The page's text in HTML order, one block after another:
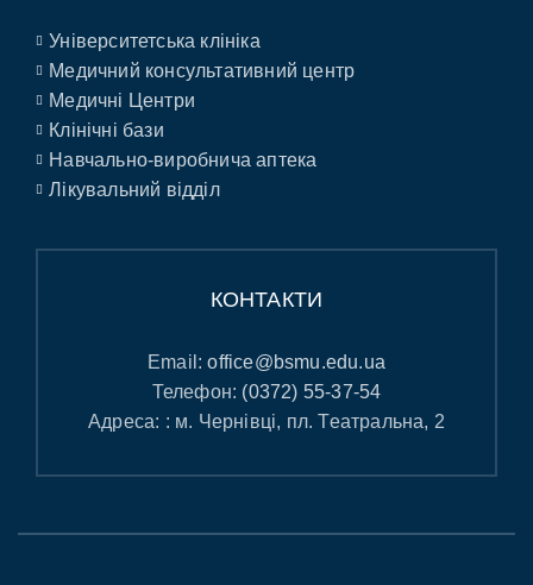
Університетська клініка
Медичний консультативний центр
Медичні Центри
Клінічні бази
Навчально-виробнича аптека
Лікувальний відділ
КОНТАКТИ
Email:office@bsmu.edu.ua
Телефон: (0372) 55-37-54
Адреса: : м. Чернівці, пл. Театральна, 2